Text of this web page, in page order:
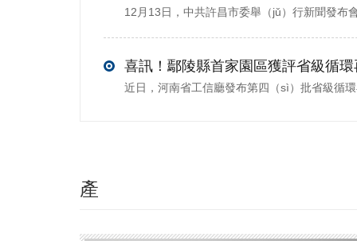
喜訊！鄢陵縣首家園區獲評省級循
產
（chǎn）